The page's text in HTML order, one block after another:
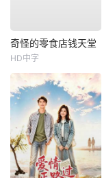
奇怪的零食店钱天堂
HD中字